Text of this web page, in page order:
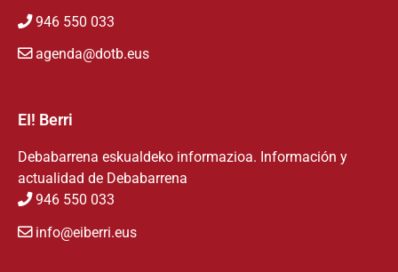
946 550 033
agenda@dotb.eus
EI! Berri
Debabarrena eskualdeko informazioa. Información y
actualidad de Debabarrena
946 550 033
info@eiberri.eus